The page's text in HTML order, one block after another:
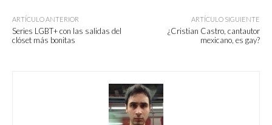
ARTÍCULO ANTERIOR
Series LGBT+ con las salidas del
clóset más bonitas
ARTÍCULO SIGUIENTE
¿Cristian Castro, cantautor
mexicano, es gay?